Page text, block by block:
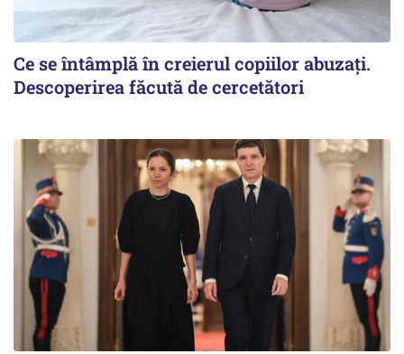
Ce se întâmplă în creierul copiilor abuzați.
Descoperirea făcută de cercetători